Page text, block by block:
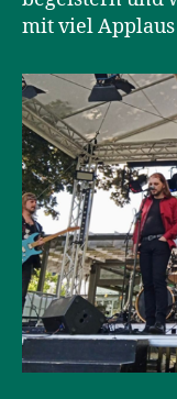
mit viel